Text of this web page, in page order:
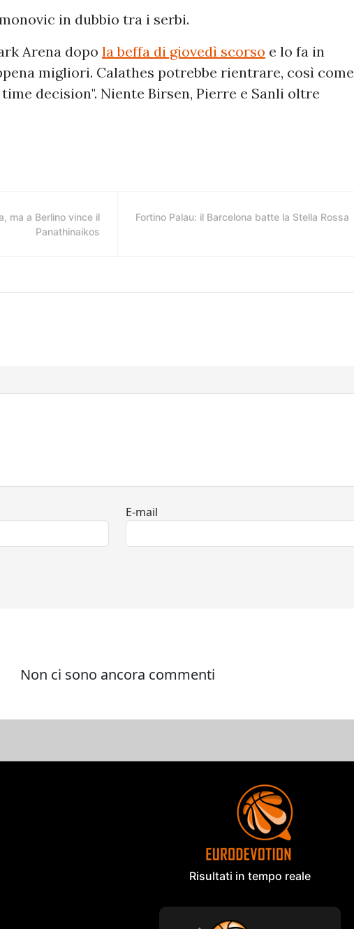
in dubbio tra i serbi.
Arena dopo la beffa di giovedì scorso e lo fa in
migliori. Calathes potrebbe rientrare, così come
decision". Niente Birsen, Pierre e Sanli oltre
ma a Berlino vince il
Panathinaikos
Fortino Palau: il Barcelona batte la Stella Rossa
Risultati in tempo reale